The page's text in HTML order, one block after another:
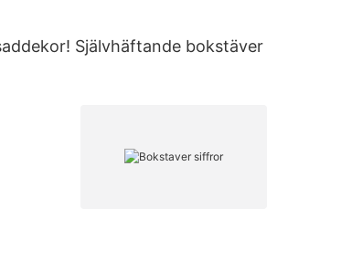
Självhäftande bokstäver